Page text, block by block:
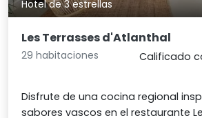
Hotel de 3 estrellas
Les Terrasses d'Atlanthal
29 habitaciones
Calificado
Disfrute de una cocina regional
sabores vascos en el restaurante